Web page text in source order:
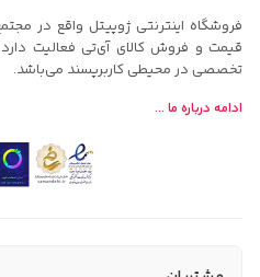
فروشگاه اینترنتی ژوپیتل واقع در
قیمت و فروش کالای آی‌تی فعالیت
تخصصی در محیطی کاربرپسند می‌باشد.
ادامه درباره ما ...